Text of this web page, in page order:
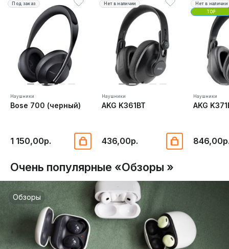
Под заказ
Наушники
Bose 700 (черный)
1 150,00р.
Нет в наличии
Наушники
AKG K361BT
436,00р.
Нет в наличии
TOP
Наушники
AKG
Очень популярные «Обзоры »
Обзоры